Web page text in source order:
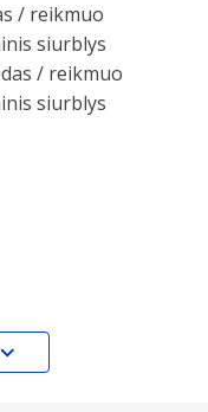
/ reikmuo
siurblys